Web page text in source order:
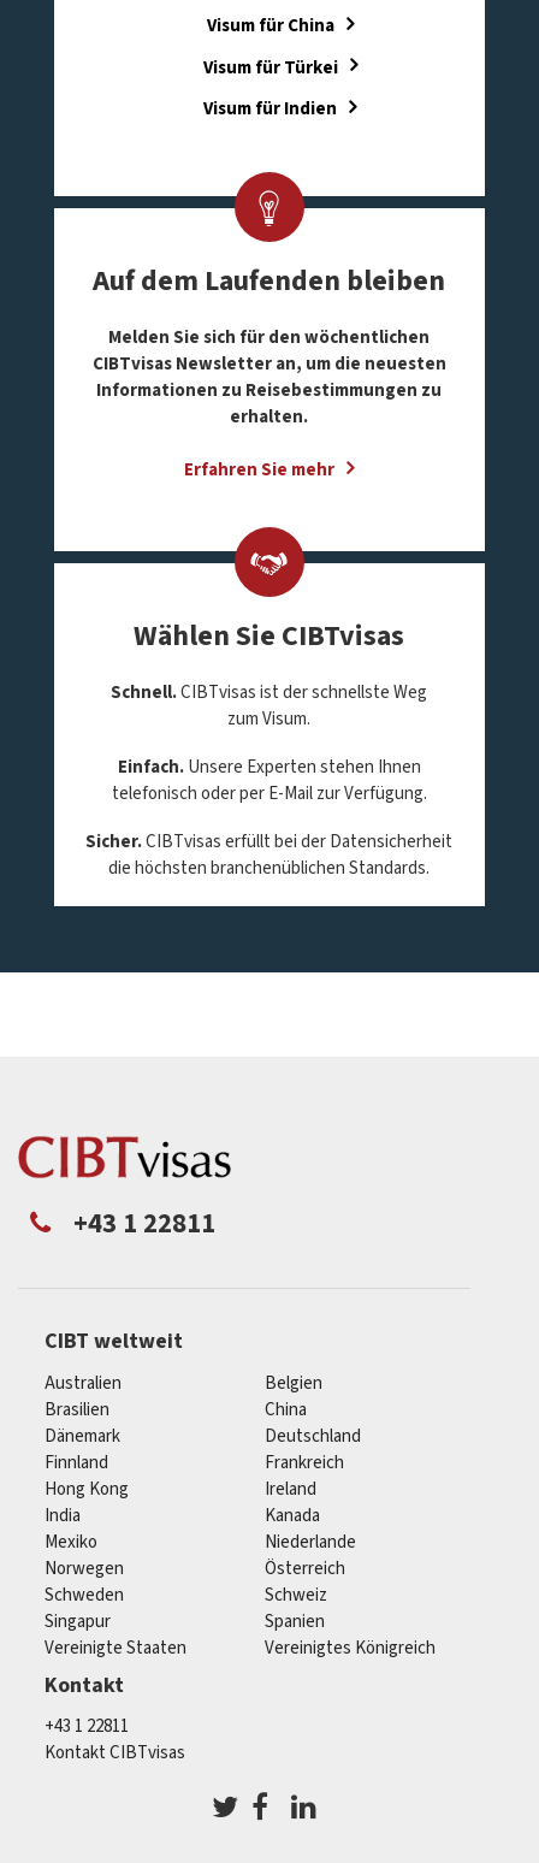
Visum für China
Visum für Türkei
Visum für Indien
Auf dem Laufenden bleiben
Melden Sie sich für den wöchentlichen
CIBTvisas Newsletter an, um die neuesten
Informationen zu Reisebestimmungen zu
erhalten.
Erfahren Sie mehr
Wählen Sie CIBTvisas
Schnell.CIBTvisas ist der schnellste Weg
zum Visum.
Einfach.Unsere Experten stehen Ihnen
telefonisch oder per E-Mail zur Verfügung.
Sicher.CIBTvisas erfüllt bei der Datensicherheit
die höchsten branchenüblichen Standards.
+43 1 22811
CIBT weltweit
Australien
Belgien
Brasilien
China
Dänemark
Deutschland
Finnland
Frankreich
Hong Kong
Ireland
India
Kanada
Mexiko
Niederlande
Norwegen
Österreich
Schweden
Schweiz
Singapur
Spanien
Vereinigte Staaten
Vereinigtes Königreich
Kontakt
+43 1 22811
Kontakt CIBTvisas